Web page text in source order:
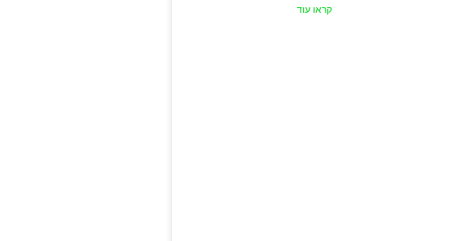
קראו עוד